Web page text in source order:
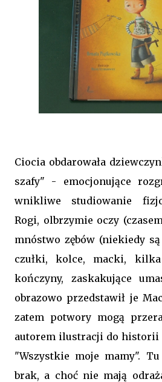
Ciocia obdarowała
szafy" - emocjonujące
wnikliwe studiowanie
Rogi, olbrzymie oczy
mnóstwo zębów (niekiedy
czułki, kolce, macki, kilka
kończyny, zaskakujące
obrazowo przedstawił je
zatem potwory mogą
autorem ilustracji do historii
"Wszystkie moje mamy".
brak, a choć nie mają